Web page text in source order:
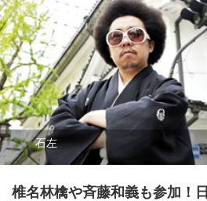
石左
椎名林檎や斉藤和義も参加！